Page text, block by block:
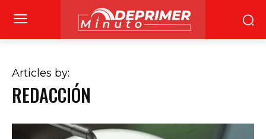
Articles by:
REDACCIÓN